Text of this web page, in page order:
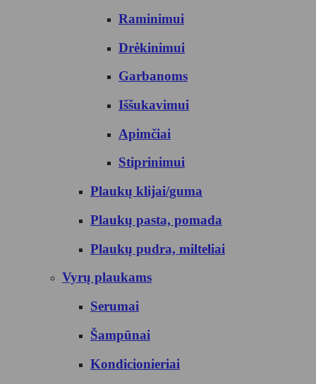
Raminimui
Drėkinimui
Garbanoms
Iššukavimui
Apimčiai
Stiprinimui
Plaukų klijai/guma
Plaukų pasta, pomada
Plaukų pudra, milteliai
Vyrų plaukams
Serumai
Šampūnai
Kondicionieriai